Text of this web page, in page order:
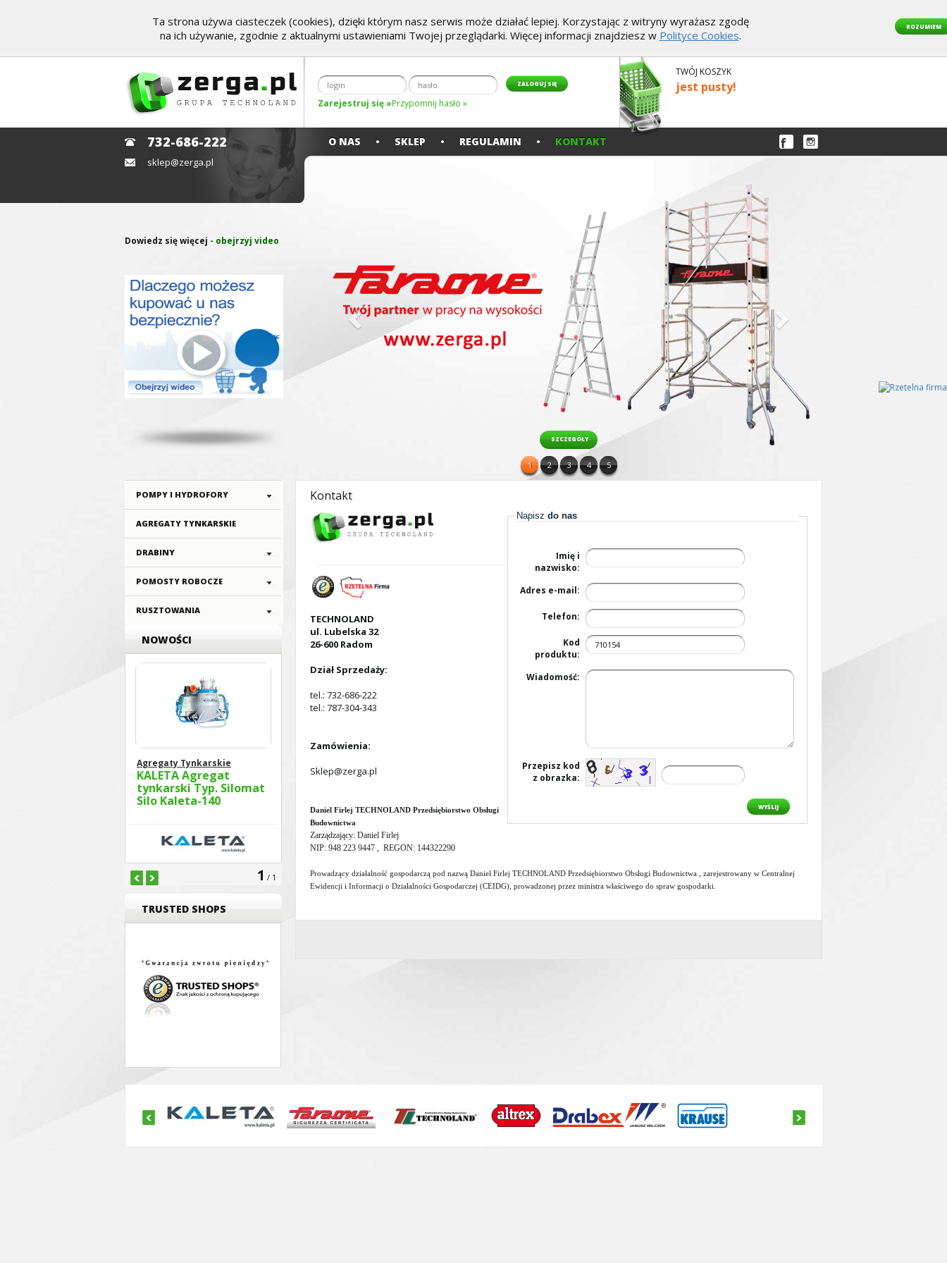
ROZUMIEM
Ta strona używa ciasteczek (cookies), dzięki którym nasz serwis może działać lepiej. Korzystając z witryny wyrażasz zgodę
na ich używanie, zgodnie z aktualnymi ustawieniami Twojej przeglądarki. Więcej informacji znajdziesz w Polityce Cookies.
Zarejestruj się »Przypomnij hasło »
TWÓJ KOSZYK
jest pusty!
732-686-222
sklep@zerga.pl
O NAS SKLEP REGULAMIN KONTAKT
Dowiedz się więcej - obejrzyj video
SZCZEGÓŁY
1 2 3 4 5
POMPY I HYDROFORY
AGREGATY TYNKARSKIE
DRABINY
POMOSTY ROBOCZE
RUSZTOWANIA
NOWOŚCI
Agregaty Tynkarskie
KALETA Agregat
tynkarski Typ. Silomat
Silo Kaleta-140
1 / 1
TRUSTED SHOPS
Kontakt
Napisz do nas
Imię i
nazwisko:
Adres e-mail:
Telefon:
Kod
produktu:
Wiadomość:
Przepisz kod
z obrazka:
WYŚLIJ
TECHNOLAND
ul. Lubelska 32
26-600 Radom
Dział Sprzedaży:
tel.: 732-686-222
tel.: 787-304-343
Zamówienia:
Sklep@zerga.pl
Daniel Firlej TECHNOLAND Przedsiębiorstwo Obsługi
Budownictwa
Zarządzający: Daniel Firlej
NIP: 948 223 9447 , REGON: 144322290
Prowadzący działalność gospodarczą pod nazwą Daniel Firlej TECHNOLAND Przedsiębiorstwo Obsługi Budownictwa , zarejestrowany w Centralnej
Ewidencji i Informacji o Działalności Gospodarczej (CEIDG), prowadzonej przez ministra właściwego do spraw gospodarki